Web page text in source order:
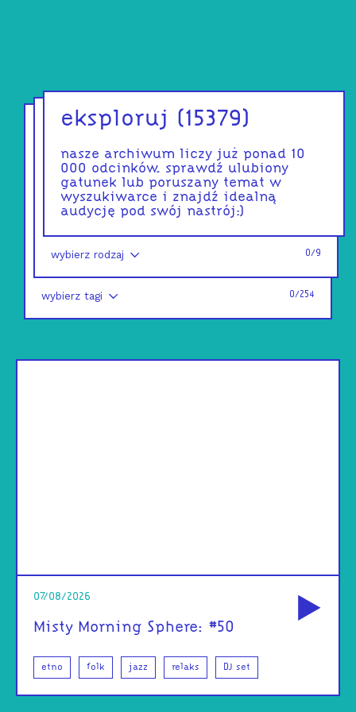
eksploruj (15379)
nasze archiwum liczy już ponad 10
000 odcinków. sprawdź ulubiony
gatunek lub poruszany temat w
wyszukiwarce i znajdź idealną
audycję pod swój nastrój:)
wybierz rodzaj 0 / 9
wybierz tagi 0 / 254
07/08/2026
Misty Morning Sphere: #50
etno folk jazz relaks DJ set